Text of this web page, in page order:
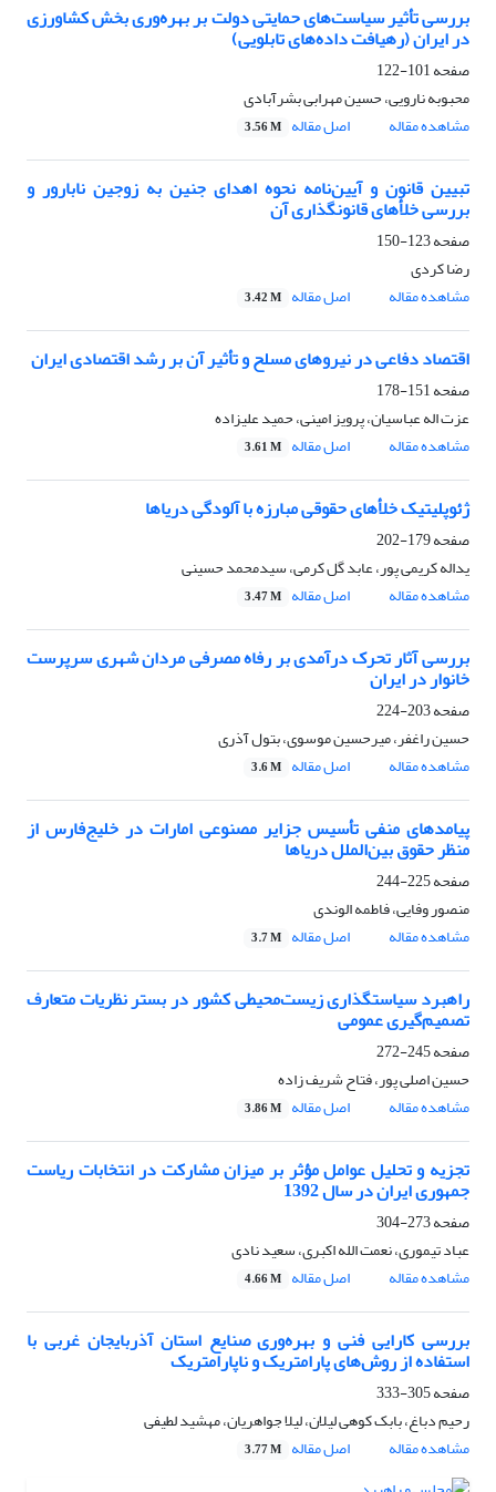
بررسی تأثیر سیاست‌های حمایتی دولت بر بهره‌وری بخش‌ کشاورزی
در ایران (رهیافت داده‌های تابلویی)
صفحه101-122
محبوبه نارویی، حسین مهرابی بشرآبادی
مشاهده مقاله
اصل مقاله 3.56 M
تبیین قانون و آیین‌نامه نحوه اهدای جنین به زوجین نابارور و
بررسی خلأهای قانونگذاری آن
صفحه123-150
رضا کردی
مشاهده مقاله
اصل مقاله 3.42 M
اقتصاد دفاعی در نیروهای مسلح و تأثیر آن بر رشد اقتصادی ایران
صفحه151-178
عزت اله عباسیان، پرویز امینی، حمید علیزاده
مشاهده مقاله
اصل مقاله 3.61 M
ژئوپلیتیک خلأهای حقوقی مبارزه با آلودگی دریاها
صفحه179-202
یداله کریمی پور، عابد گل کرمی، سیدمحمد حسینی
مشاهده مقاله
اصل مقاله 3.47 M
بررسی آثار تحرک درآمدی بر رفاه مصرفی مردان شهری سرپرست
خانوار در ایران
صفحه203-224
حسین راغفر، میرحسین موسوی، بتول آذری
مشاهده مقاله
اصل مقاله 3.6 M
پیامدهای منفی تأسیس جزایر مصنوعی امارات در خلیج‌فارس از
منظر حقوق بین‌الملل دریاها
صفحه225-244
منصور وفایی، فاطمه الوندی
مشاهده مقاله
اصل مقاله 3.7 M
راهبرد سیاستگذاری زیست‌محیطی کشور در بستر نظریات متعارف
تصمیم‌گیری عمومی
صفحه245-272
حسین اصلی پور، فتاح شریف زاده
مشاهده مقاله
اصل مقاله 3.86 M
تجزیه و تحلیل عوامل مؤثر بر میزان مشارکت در انتخابات ریاست
جمهوری ایران در سال 1392
صفحه273-304
عباد تیموری، نعمت الله اکبری، سعید نادی
مشاهده مقاله
اصل مقاله 4.66 M
بررسی کارایی فنی و بهره‌وری صنایع استان آذربایجان غربی با
استفاده از روش‌های پارامتریک و ناپارامتریک
صفحه305-333
رحیم دباغ، بابک کوهی لیلان، لیلا جواهریان، مهشید لطیفی
مشاهده مقاله
اصل مقاله 3.77 M